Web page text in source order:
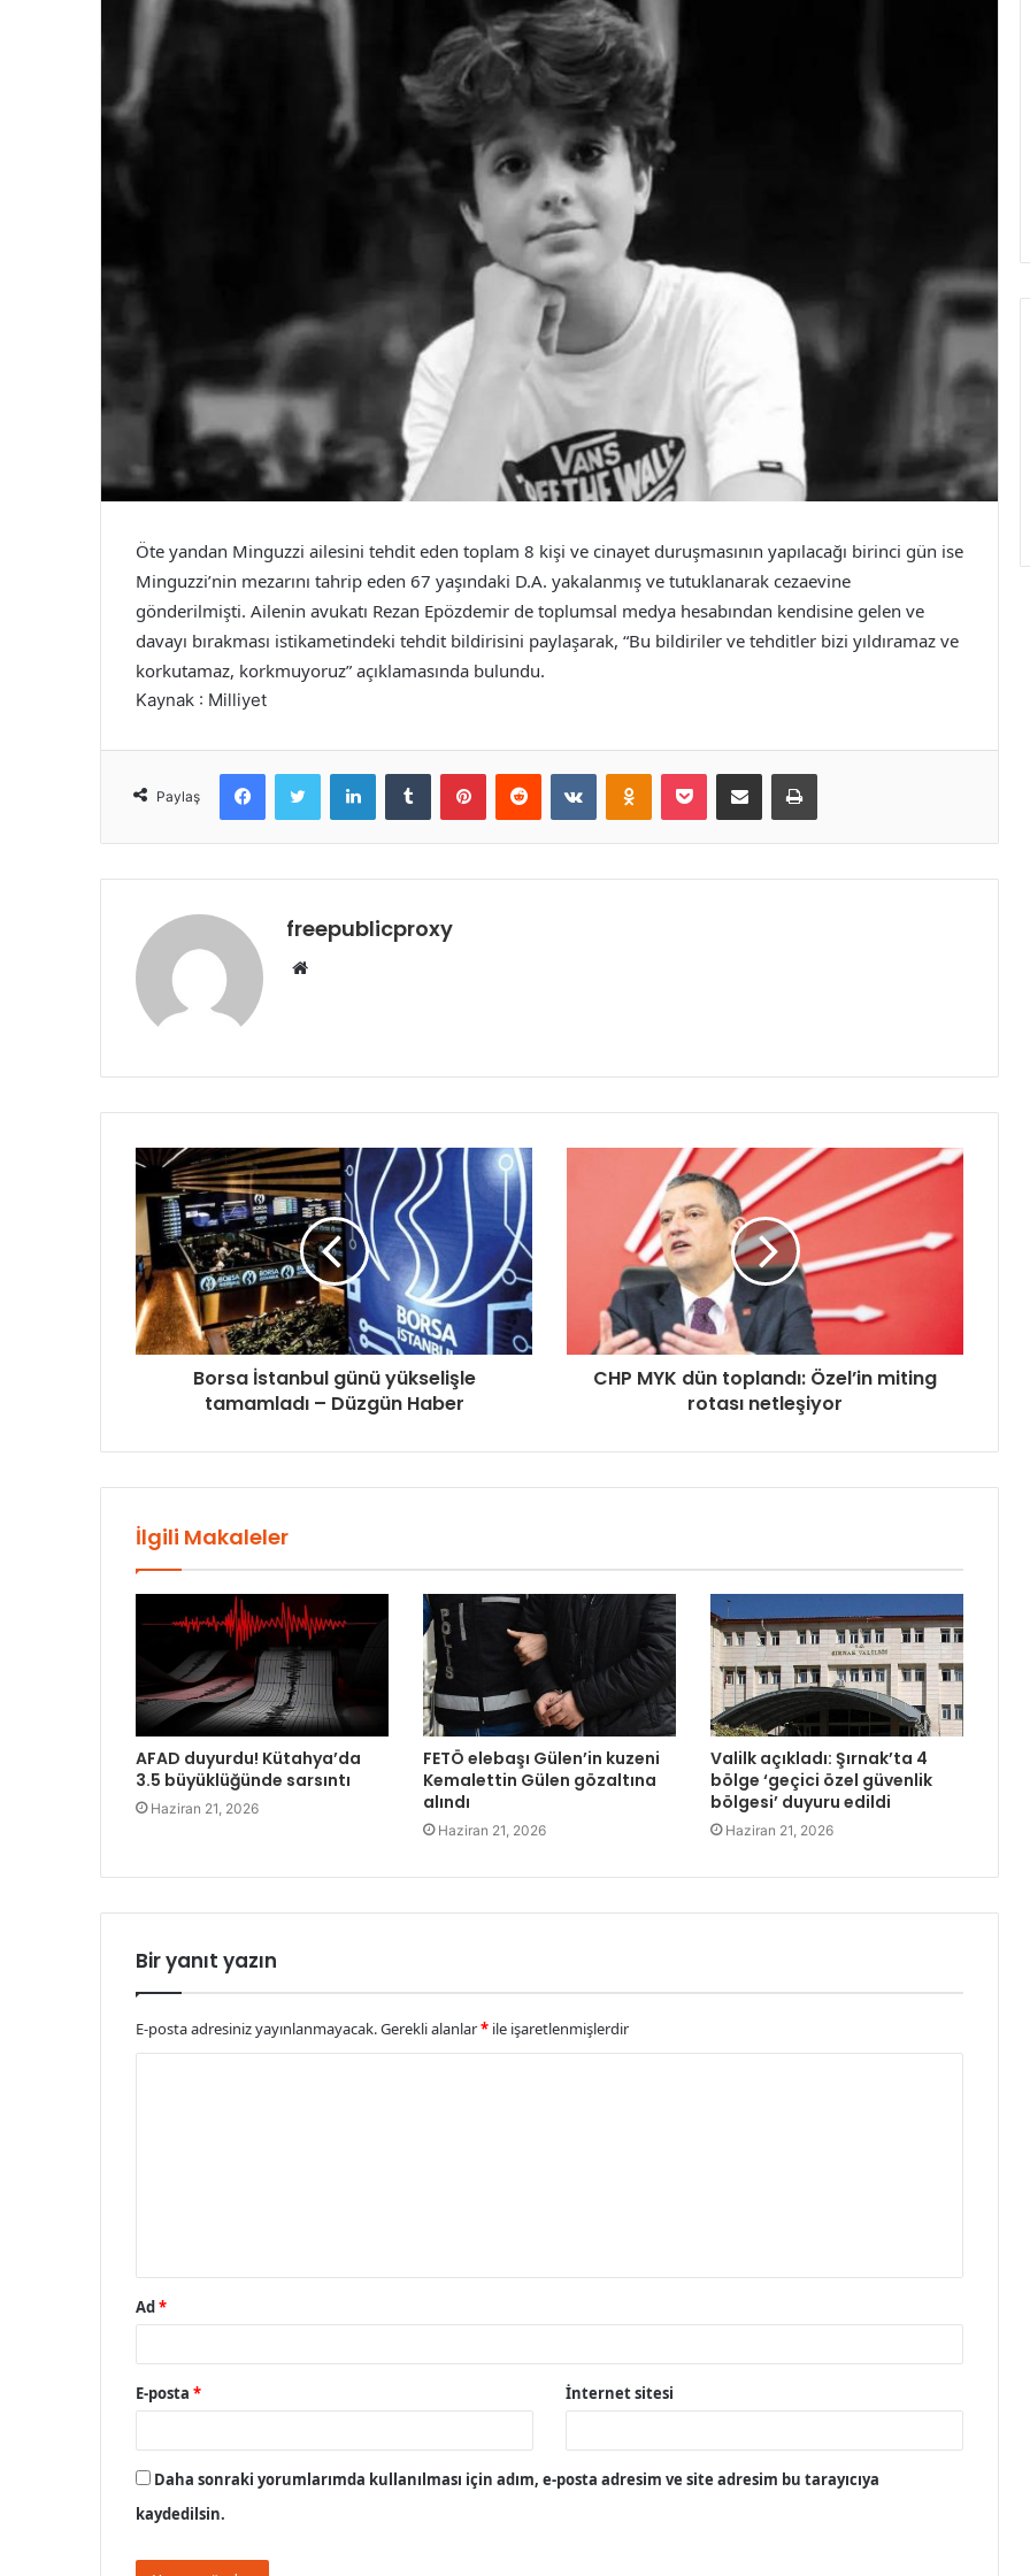
Öte yandan Minguzzi ailesini tehdit eden toplam 8 kişi ve cinayet duruşmasının yapılacağı birinci gün ise
Minguzzi’nin mezarını tahrip eden 67 yaşındaki D.A. yakalanmış ve tutuklanarak cezaevine
gönderilmişti. Ailenin avukatı Rezan Epözdemir de toplumsal medya hesabından kendisine gelen ve
davayı bırakması istikametindeki tehdit bildirisini paylaşarak, “Bu bildiriler ve tehditler bizi yıldıramaz ve
korkutamaz, korkmuyoruz” açıklamasında bulundu.
Kaynak : Milliyet
Paylaş
FacebookTwitter LinkedInTumblr PinterestReddit VKontakteOdnoklassniki
Pocket E-Posta ile paylaş Yazdır
freepublicproxy
Web
Borsa İstanbul günü yükselişle
tamamladı – Düzgün Haber
CHP MYK dün toplandı: Özel’in miting
rotası netleşiyor
İlgili Makaleler
AFAD duyurdu! Kütahya’da
3.5 büyüklüğünde sarsıntı
Haziran 21, 2026
FETÖ elebaşı Gülen’in kuzeni
Kemalettin Gülen gözaltına
alındı
Haziran 21, 2026
Valilk açıkladı: Şırnak’ta 4
bölge ‘geçici özel güvenlik
bölgesi’ duyuru edildi
Haziran 21, 2026
Bir yanıt yazın
E-posta adresiniz yayınlanmayacak.Gerekli alanlar* ile işaretlenmişlerdir
Ad*
E-posta * İnternet sitesi
Daha sonraki yorumlarımda kullanılması için adım, e-posta adresim ve site adresim bu tarayıcıya
kaydedilsin.